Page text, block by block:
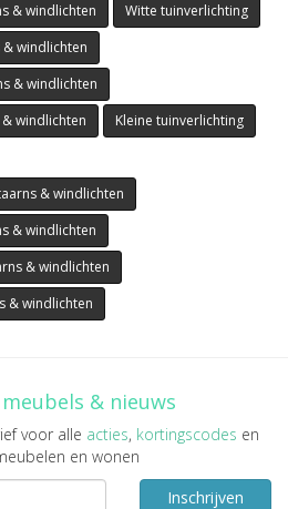
& windlichten
Witte tuinverlichting
windlichten
& windlichten
windlichten
Kleine tuinverlichting
& windlichten
& windlichten
& windlichten
& windlichten
& nieuws
voor alle acties, kortingscodes en
en wonen
Inschrijven